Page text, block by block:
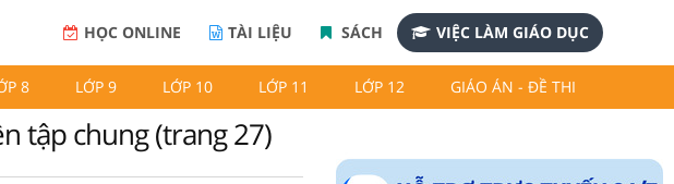
HỌC ONLINE TÀI LIỆU SÁCH VIỆC LÀM GIÁO DỤC
8 LỚP 9 LỚP 10 LỚP 11 LỚP 12 GIÁO ÁN - ĐỀ THI
tập chung (trang 27)